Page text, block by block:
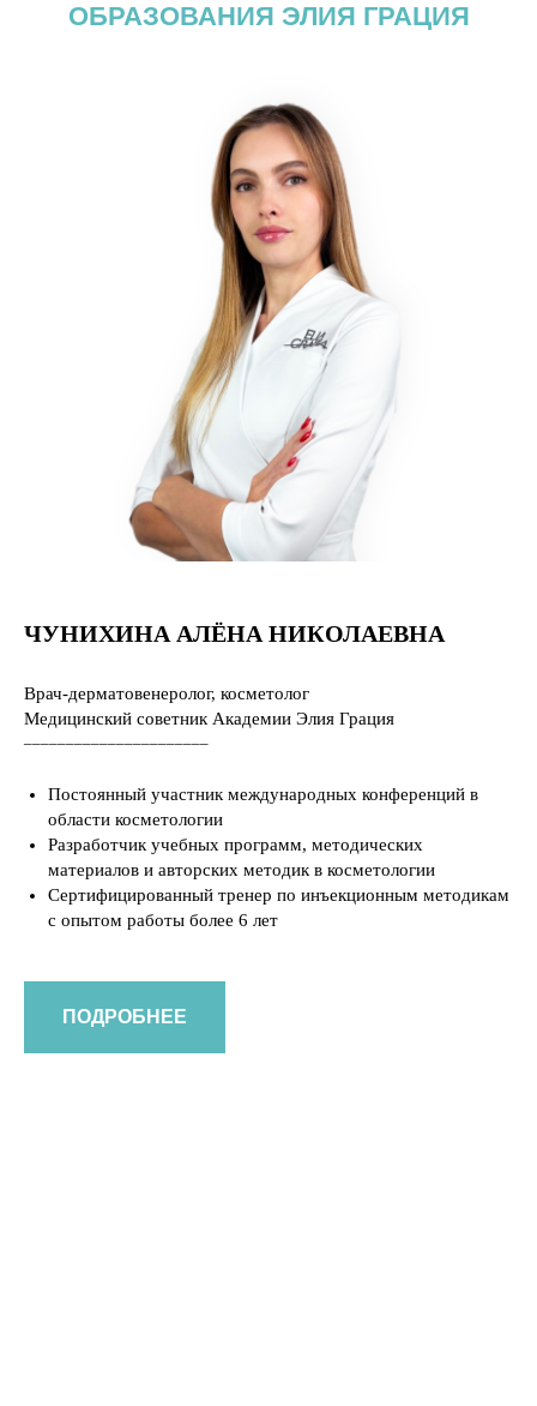
ОБРАЗОВАНИЯ ЭЛИЯ ГРАЦИЯ
ЧУНИХИНА АЛЁНА НИКОЛАЕВНА
Врач-дерматовенеролог, косметолог
Медицинский советник Академии Элия Грация
Постоянный участник международных конференций в
области косметологии
Разработчик учебных программ, методических
материалов и авторских методик в косметологии
Сертифицированный тренер по инъекционным методикам
с опытом работы более 6 лет
ПОДРОБНЕЕ